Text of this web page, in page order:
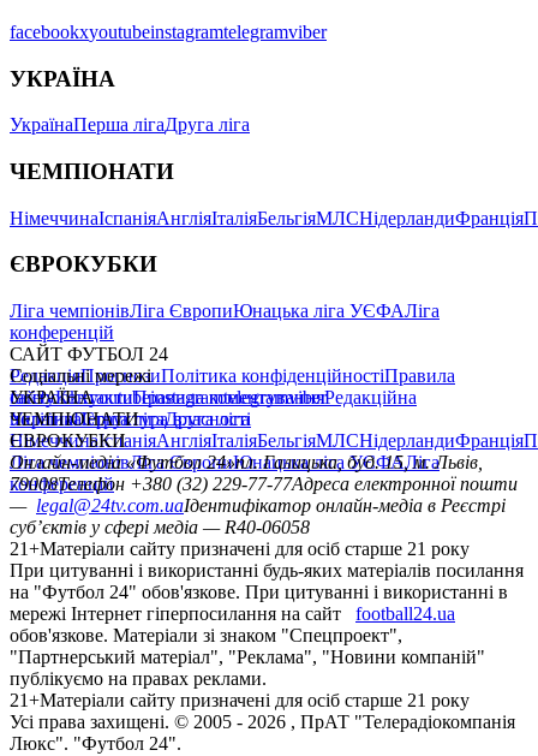
facebookxyoutubeinstagramtelegramviber
УКРАЇНА
УкраїнаПерша лігаДруга ліга
ЧЕМПІОНАТИ
НімеччинаІспаніяАнгліяІталіяБельгіяМЛСНідерландиФранція
ЄВРОКУБКИ
Ліга чемпіонівЛіга ЄвропиЮнацька ліга УЄФАЛіга
конференцій
САЙТ ФУТБОЛ 24
РедакціяПрогнозиПолітика конфіденційностіПравила
сайтуКонтактиПравила коментуванняРедакційна
політикаСтруктура власності
Соціальні мережі
facebookxyoutubeinstagramtelegramviber
УКРАЇНА
УкраїнаПерша лігаДруга ліга
ЧЕМПІОНАТИ
НімеччинаІспаніяАнгліяІталіяБельгіяМЛСНідерландиФранція
ЄВРОКУБКИ
Ліга чемпіонівЛіга ЄвропиЮнацька ліга УЄФАЛіга
конференцій
Онлайн-медіа «Футбол 24»пл. Галицька, буд. 15, м. Львів,
79008Телефон +380 (32) 229-77-77Адреса електронної пошти
— legal@24tv.com.uaІдентифікатор онлайн-медіа в Реєстрі
суб’єктів у сфері медіа — R40-06058
21+Матеріали сайту призначені для осіб старше 21 року
При цитуванні і використанні будь-яких матеріалів посилання
на "Футбол 24" обов'язкове. При цитуванні і використанні в
мережі Інтернет гіперпосилання на сайт
football24.ua
обов'язкове. Матеріали зі знаком "Спецпроект",
"Партнерський матеріал", "Реклама", "Новини компаній"
публікуємо на правах реклами.
21+Матеріали сайту призначені для осіб старше 21 року
Усi права захищенi. © 2005 - 2026 , ПрАТ "Телерадіокомпанія
Люкс". "Футбол 24".